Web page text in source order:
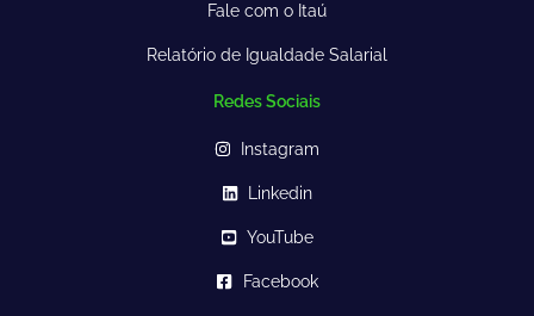
Fale com o Itaú
Relatório de Igualdade Salarial
Redes Sociais
Instagram
Linkedin
YouTube
Facebook